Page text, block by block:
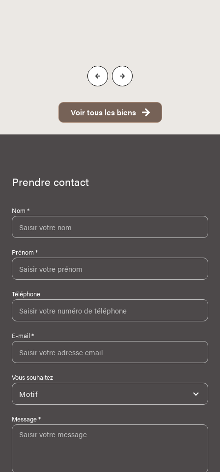
Voir tous les biens
Prendre contact
Nom *
Prénom *
Téléphone
E-mail *
Vous souhaitez
Motif
Message *